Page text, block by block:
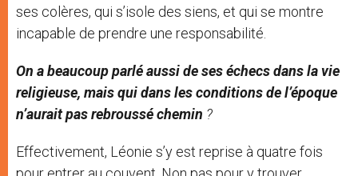
ses colères, qui s’isole des siens, et qui se montre
incapable de prendre une responsabilité.
On a beaucoup parlé aussi de ses échecs dans la vie
religieuse, mais qui dans les conditions de l’époque
n’aurait pas rebroussé chemin ?
Effectivement, Léonie s’y est reprise à quatre fois